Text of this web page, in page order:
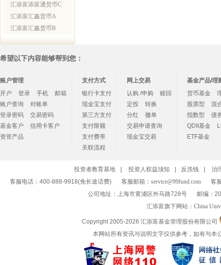
汇添富添富通货币C
汇添富汇鑫货币A
汇添富汇鑫货币B
希望以下内容能够帮到您：
账户管理
开户
登录 手机
邮箱
账户查询
对账单
登录密码
交易密码
基金客户
信用卡客户
资管产品
支付方式
银行卡支付
现金宝支付
第三方支付
支付限额
支付费率
关联流程
网上交易
认购 /申购
赎回
定投
转换
分红
撤单
交易申请查询
现金宝交易
基金产品/理
货币基金
股票型
混
指数型
债
QDII基金
ETF基金
投资者教育基地 投资人权益须知 反洗钱
治
客服电话：400-888-9918(免长途话费)
客服邮箱： service@99fund.com
客
公司地址：上海市黄浦区外马路728号
邮编：
汇添富旗下网站： China
Copyright 2005-2026 汇添富基金管理股份有限公司
本网站所有资讯与说明文字仅供参考，如有与本